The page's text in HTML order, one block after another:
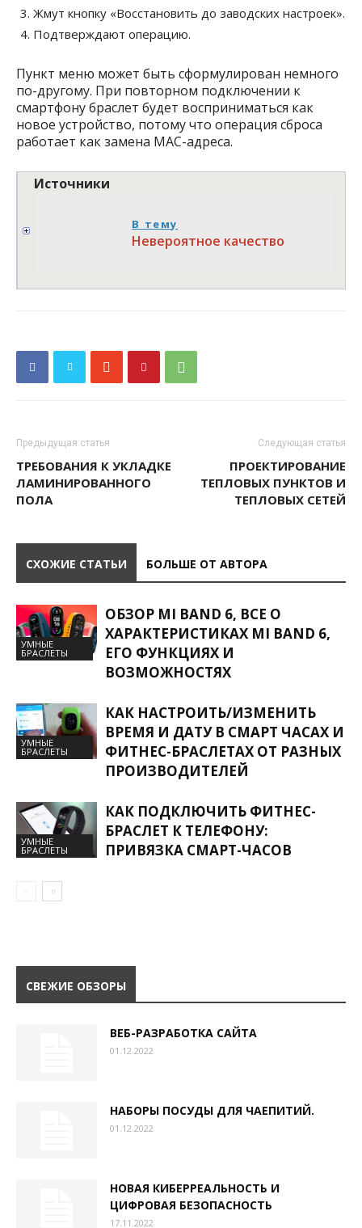
Жмут кнопку «Восстановить до заводских настроек».
Подтверждают операцию.
Пункт меню может быть сформулирован немного
по-другому. При повторном подключении к
смартфону браслет будет восприниматься как
новое устройство, потому что операция сброса
работает как замена MAC-адреса.
Источники
В тему
Невероятное качество
Предыдущая статья
ТРЕБОВАНИЯ К УКЛАДКЕ
ЛАМИНИРОВАННОГО
ПОЛА
Следующая статья
ПРОЕКТИРОВАНИЕ
ТЕПЛОВЫХ ПУНКТОВ И
ТЕПЛОВЫХ СЕТЕЙ
СХОЖИЕ СТАТЬИ БОЛЬШЕ ОТ АВТОРА
УМНЫЕ
БРАСЛЕТЫ
ОБЗОР MI BAND 6, ВСЕ О
ХАРАКТЕРИСТИКАХ MI BAND 6,
ЕГО ФУНКЦИЯХ И
ВОЗМОЖНОСТЯХ
УМНЫЕ
БРАСЛЕТЫ
КАК НАСТРОИТЬ/ИЗМЕНИТЬ
ВРЕМЯ И ДАТУ В СМАРТ ЧАСАХ И
ФИТНЕС-БРАСЛЕТАХ ОТ РАЗНЫХ
ПРОИЗВОДИТЕЛЕЙ
УМНЫЕ
БРАСЛЕТЫ
КАК ПОДКЛЮЧИТЬ ФИТНЕС-
БРАСЛЕТ К ТЕЛЕФОНУ:
ПРИВЯЗКА СМАРТ-ЧАСОВ
СВЕЖИЕ ОБЗОРЫ
ВЕБ-РАЗРАБОТКА САЙТА
01.12.2022
НАБОРЫ ПОСУДЫ ДЛЯ ЧАЕПИТИЙ.
01.12.2022
НОВАЯ КИБЕРРЕАЛЬНОСТЬ И
ЦИФРОВАЯ БЕЗОПАСНОСТЬ
17.11.2022